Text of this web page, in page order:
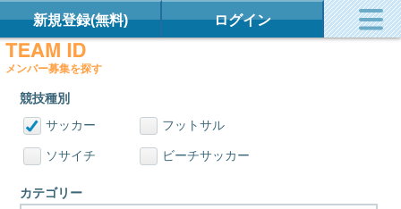
新規登録(無料) ログイン
メンバー募集を探す
競技種別
サッカー
フットサル
ソサイチ ビーチサッカー
カテゴリー